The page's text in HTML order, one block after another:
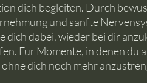
dich begleiten. Durch
und sanfte
dich dabei, wieder bei dir
Für Momente, in denen du
ohne dich noch mehr